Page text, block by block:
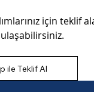
için teklif
ile Teklif Al